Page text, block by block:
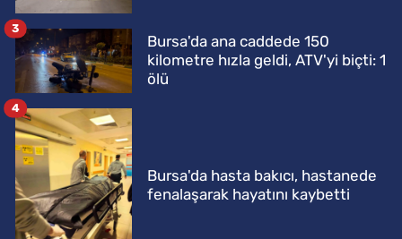
Bursa'da ana caddede 150
kilometre hızla geldi, ATV'yi biçti: 1
ölü
3
Bursa'da hasta bakıcı, hastanede
fenalaşarak hayatını kaybetti
4